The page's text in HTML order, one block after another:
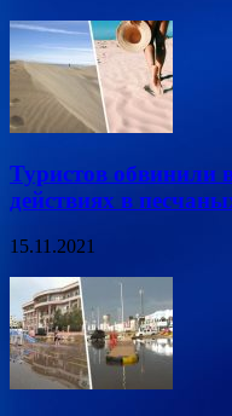
Туристов обвинили
действиях в
15.11.2021